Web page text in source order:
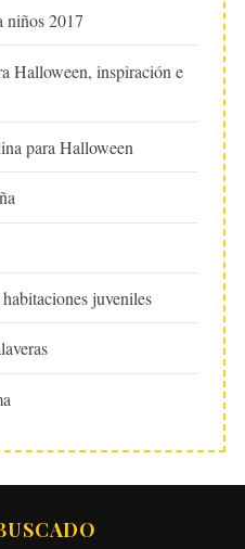
niños 2017
Halloween, inspiración e
para Halloween
juveniles